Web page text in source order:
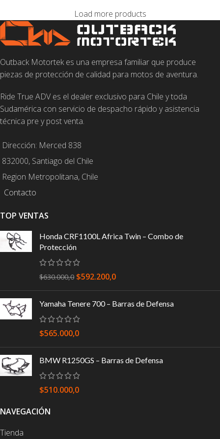
Load more products
Outback Motortek es una empresa familiar que produce
piezas de protección de calidad para motos de aventura.
Ride True ADV es el dealer exclusivo para Chile y toda
Sudamérica con servicio de despacho rápido y asistencia
técnica pre y post venta.
Dirección: Merced 838
832000, Santiago del Chile
Region Metropolitana, Chile
Contacto
TOP VENTAS
Honda CRF1100L Africa Twin – Combo de
Protección
$630.000,0 $592.200,0
Yamaha Tenere 700 – Barras de Defensa
$565.000,0
BMW R1250GS – Barras de Defensa
$510.000,0
NAVEGACIÓN
Tienda